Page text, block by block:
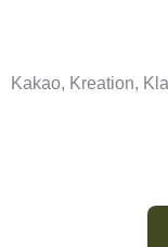
Kakao, Kreation,